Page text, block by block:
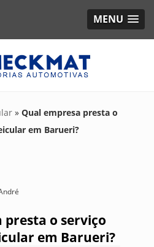
MENU
» Qual empresa presta o
em Barueri?
presta o serviço
em Barueri?